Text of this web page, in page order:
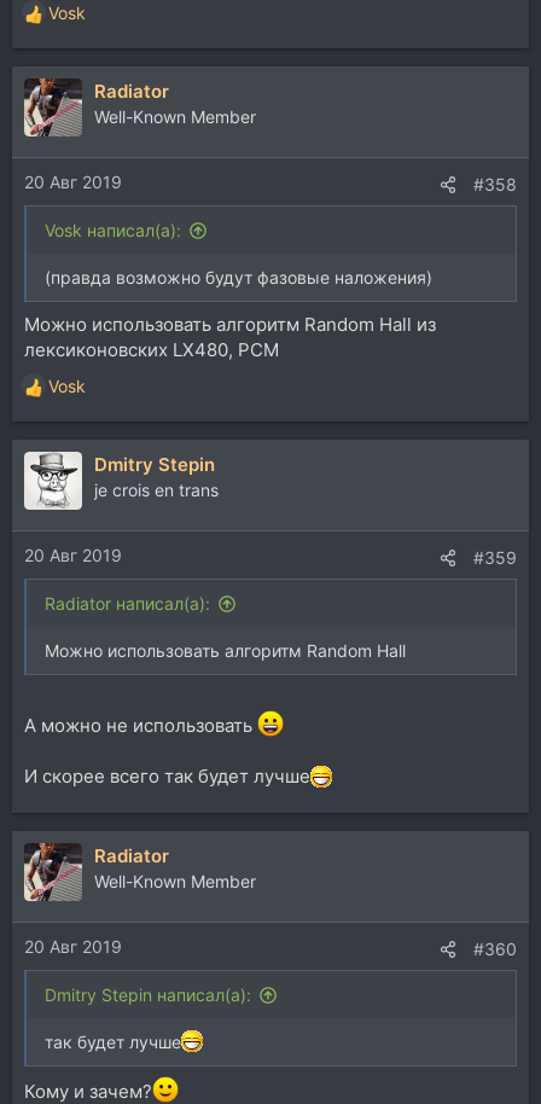
Р
е
а
к
ц
и
и
:
Vosk
Radiator
Well-Known Member
20 Авг 2019 #358
Vosk написал(а):
(правда возможно будут фазовые наложения)
Можно использовать алгоритм Random Hall из
лексиконовских LX480, PCM
Р
е
а
к
и
и
:
Vosk
Dmitry Stepin
je crois en trans
20 Авг 2019 #359
Radiator написал(а):
Можно использовать алгоритм Random Hall
А можно не использовать
И скорее всего так будет лучше
Radiator
Well-Known Member
20 Авг 2019 #360
Dmitry Stepin написал(а):
так будет лучше
Кому и зачем?